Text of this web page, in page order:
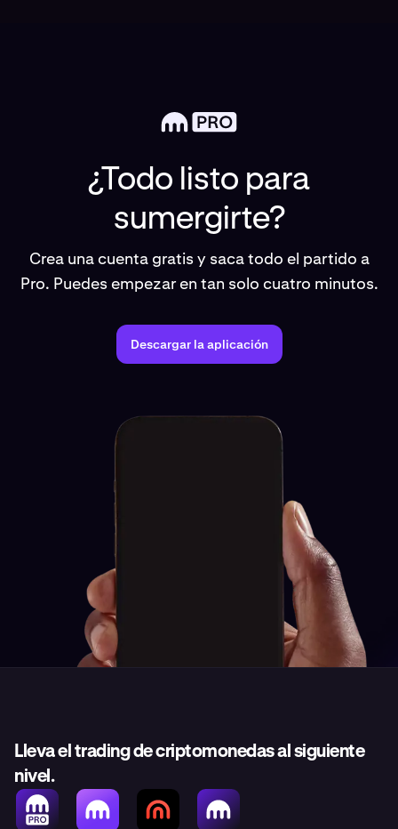
¿Todo listo para
sumergirte?
Crea una cuenta gratis y saca todo el partido a
Pro. Puedes empezar en tan solo cuatro minutos.
Descargar la aplicación
Lleva el trading de criptomonedas al siguiente
nivel.